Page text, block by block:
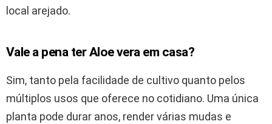
local arejado.
Vale a pena ter Aloe vera em casa?
Sim, tanto pela facilidade de cultivo quanto pelos
múltiplos usos que oferece no cotidiano. Uma única
planta pode durar anos, render várias mudas e